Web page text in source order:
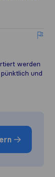
werden
und